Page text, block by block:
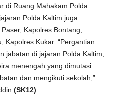
di Ruang Mahakam Polda
Polda Kaltim juga
Kapolres Bontang,
Kapolres Kukar. “Pergantian
jabatan di jajaran Polda Kaltim,
menengah yang dimutasi
dan mengikuti sekolah,”
(SK12)